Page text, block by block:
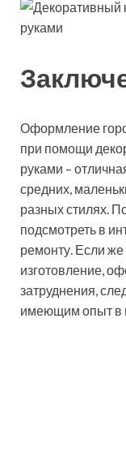
Оформление
при помощи
руками –
средних,
разных стилях.
подсмотреть в
ремонту. Если
изготовление,
затруднения,
имеющим опыт в